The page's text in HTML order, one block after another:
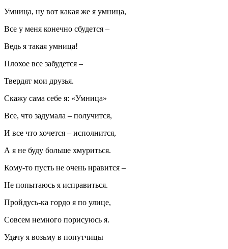
Умница, ну вот какая же я умница,
Все у меня конечно сбудется –
Ведь я такая умница!
Плохое все забудется –
Твердят мои друзья.
Скажу сама себе я: «Умница»
Все, что задумала – получится,
И все что хочется – исполнится,
А я не буду больше хмуриться.
Кому-то пусть не очень нравится –
Не попытаюсь я исправиться.
Пройдусь-ка гордо я по улице,
Совсем немного порисуюсь я.
Удачу я возьму в попутчицы